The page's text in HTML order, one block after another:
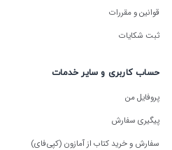
قوانین و مقررات
ثبت شکایات
حساب کاربری و سایر خدمات
پروفایل من
پیگیری سفارش
سفارش و خرید کتاب از آمازون (کپی‌فای)